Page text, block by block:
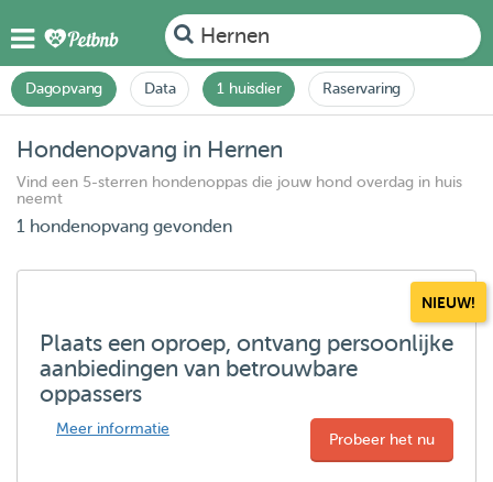
Hernen
Dagopvang Data 1 huisdier Raservaring
Hondenopvang in Hernen
Vind een 5-sterren hondenoppas die jouw hond overdag in huis
neemt
1 hondenopvang gevonden
NIEUW!
Plaats een oproep, ontvang persoonlijke
aanbiedingen van betrouwbare
oppassers
Meer informatie
Probeer het nu